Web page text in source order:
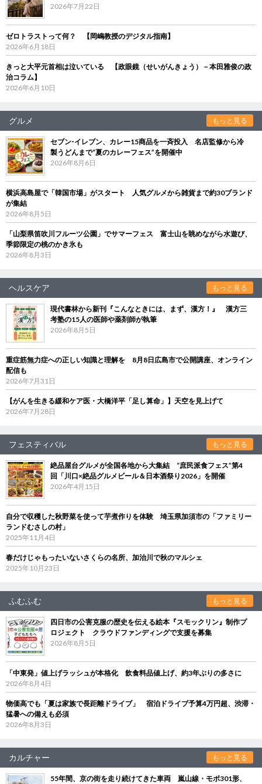
2026年7月22日
ゼロトラストって何？ 【岡嶋教授のデジタル指南】
2026年6月18日
きっと大平元首相は泣いている 【政眼鏡（せいがんきょう）－本田雅俊の政
治コラム】
2026年6月10日
グルメ もっと見る
セブン‐イレブン、カレー15商品を一斉投入 名店監修から冷
製うどんまで“夏のカレーフェス”を開催中
2026年8月6日
横浜高島屋で「韓国市場」がスタート 人気グルメから雑貨まで約30ブランド
が集結
2026年8月5日
「山梨県笛吹川フルーツ公園」でサマーフェス 富士山を眺めながら水遊び、
季節限定の桃のかき氷も
2026年8月3日
ヘルスケア もっと見る
現代書林から新刊『こんなときには、まず、漢方！』 漢方三
考塾の15人の医師や薬剤師が執筆
2026年8月5日
重症筋無力症への正しい知識と理解を 8月8日広島市で公開講座、オンライン
配信も
2026年7月31日
【がんを生きる緩和ケア医・大橋洋平「足し算命」】天空を見上げて
2026年7月28日
フェスティバル もっと見る
絶品屋台グルメが全国各地から大集結 “庶民派食フェス”第4
回「川口×絶品グルメビール＆日本酒祭り2026」を開催
2026年4月15日
自分で収穫した秋野菜を使って芋煮作りを体験 埼玉県加須市の「ファミリー
ランドむさしの村」
2025年11月4日
春だけじゃもったいないさくらの名所、加治川で秋のマルシェ
2025年10月23日
ふむふむ もっと見る
四日市の公害克服の歴史を伝える絵本『スモックリン』制作プ
ロジェクト クラウドファンディングで支援を募集
2026年8月5日
「中東発」値上げラッシュが本格化 飲食料品値上げ、約3年ぶりの多さに
2026年8月4日
物価高でも「夏は家族で長距離ドライブ」 宿泊ドライブ予算4万円超、渋滞・
猛暑への備えも必須
2026年8月3日
カルチャー もっと見る
55年間、京の街を走り続けてきた車両 嵐山線・モボ301形、